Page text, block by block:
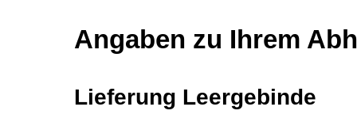
Angaben zu Ihrem
Lieferung Leergebinde